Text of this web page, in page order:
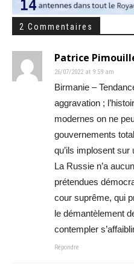
2 Commentaires
Patrice
26/07/2022 at 9:59 am
Birmanie –
aggravation ;
modernes on ne
gouvernements
qu’ils implosent
La Russie n’a
prétendues
cour suprême, qui
le démantèlement
contempler
Répondre